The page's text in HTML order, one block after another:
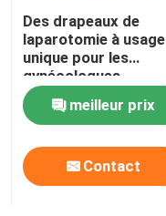
Des drapeaux de
laparotomie à usage
unique pour les
gynécologues
meilleur prix
Contact